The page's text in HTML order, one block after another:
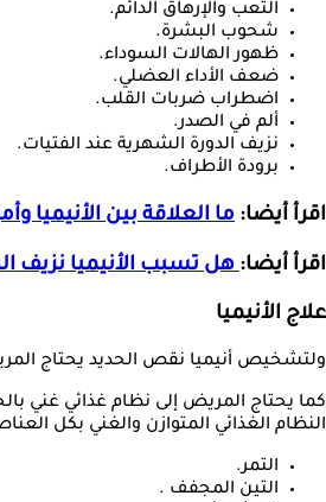
التعب والإرهاق الدائم.
شحوب البشرة.
ظهور الهالات السوداء.
ضعف الأداء العضلي.
اضطراب ضربات القلب.
ألم في الصدر.
نزيف الدورة الشهرية عند الفتيات.
برودة الأطراف.
اقرأ أيضا: ما العلاقة بين الأنيميا
اقرأ أيضا:هل تسبب الأنيميا نزيف
علاج الأنيميا
ولتشخيص أنيميا نقص الحديد يحتاج
كما يحتاج المريض إلى نظام غذائي غني
النظام الغذائي المتوازن والغني بكل العناصر
التمر.
التين المجفف .